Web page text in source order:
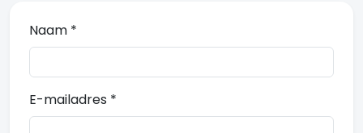
Naam *
E-mailadres *